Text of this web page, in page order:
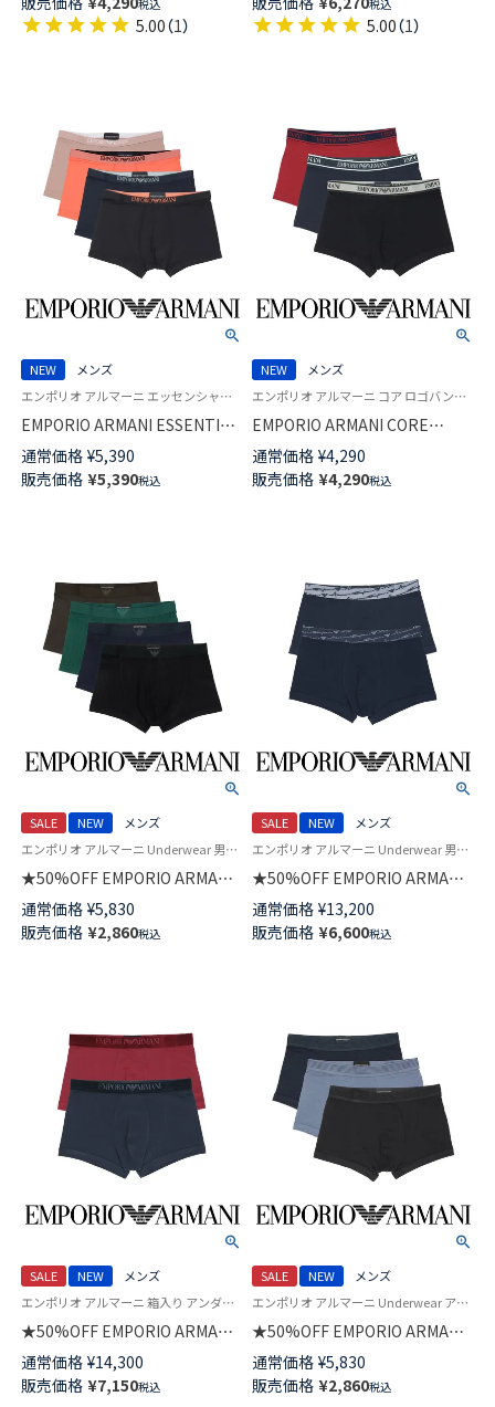
じ EUサイズ メンズ 54066692
税込
5.00（1）
ンツ 【S/M/L/XL】 前閉じ EUサイ
ズ メンズ 54061072
税込
5.00（1）
NEW
メンズ
エンポリオ アルマーニ エッセンシャル マイクロファイバー Underwear 男性 アンダーウェア 紳士 下着
EMPORIO ARMANI ESSENTIAL
MICROFIBER TRUNK ボクサー
パンツ 【S/M/L/XL】 前閉じ EUサ
イズ メンズ 54068881
通常価格 ¥5,390
販売価格 ¥5,390税込
NEW
メンズ
エンポリオ アルマーニ コア ロゴバンド Underwear 男性 ブランド アンダーウェア 紳士 下着
EMPORIO ARMANI CORE
LOGOBAND TRUNK ボクサー
パンツ 【S/M/L/XL】 前閉じ EUサ
イズ メンズ 54066691
通常価格 ¥4,290
販売価格 ¥4,290税込
SALE NEW
メンズ
エンポリオ アルマーニ Underwear 男性 アンダーウェア 紳士 下着
★50%OFF EMPORIO ARMANI
WINTER STRIPE ウィンター ス
トライプ ボクサーパンツ
【S/M/L】 前閉じ EUサイズ メン
通常価格 ¥5,830
販売価格 ¥2,860税込
SALE NEW
メンズ
エンポリオ アルマーニ Underwear 男性 アンダーウェア 下着
★50%OFF EMPORIO ARMANI
【2枚セット】 ALL OVER SHINY
LOGOBAND オールオーバー シ
ャイニー ロゴバンド ボクサー
通常価格 ¥13,200
販売価格 ¥6,600税込
SALE NEW
メンズ
エンポリオ アルマーニ 箱入り アンダーウェア Underwear 男性 下着 パンツ ブランド
★50%OFF EMPORIO ARMANI
【2枚セット】VELVET
LOGOBAND ベルベット ロゴバ
ンド ボクサーパンツ 【S/M/L】 前
通常価格 ¥14,300
販売価格 ¥7,150税込
SALE NEW
メンズ
エンポリオ アルマーニ Underwear アンダーウェア 紳士 下着
★50%OFF EMPORIO ARMANI
TECH WOOL テック ウール ボ
クサーパンツ 【S/M/L】 前閉じ
EUサイズ メンズ 54059851
通常価格 ¥5,830
販売価格 ¥2,860税込